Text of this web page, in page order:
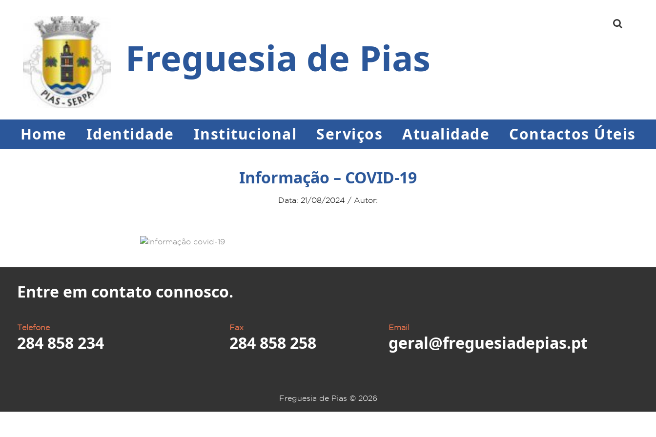
Freguesia de Pias
Home Identidade Institucional Serviços Atualidade Contactos Úteis
Informação – COVID-19
Data: 21/08/2024 / Autor:
Entre em contato connosco.
Telefone
284 858 234
Fax
284 858 258
Email
geral@freguesiadepias.pt
Freguesia de Pias © 2026